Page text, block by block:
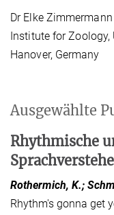
Dr Elke Zimmermann
Institute for
Hanover, Germany
Ausgewählte
Rhythmische
Rothermich, K.;
Rhythm's gonna get